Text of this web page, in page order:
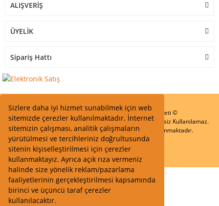
Sizlere daha iyi hizmet sunabilmek için web
sitemizde çerezler kullanılmaktadır. İnternet
sitemizin çalışması, analitik çalışmaların
yürütülmesi ve tercihleriniz doğrultusunda
sitenin kişiselleştirilmesi için çerezler
kullanmaktayız. Ayrıca açık rıza vermeniz
halinde size yönelik reklam/pazarlama
faaliyetlerinin gerçekleştirilmesi kapsamında
birinci ve üçüncü taraf çerezler
kullanılacaktır.
ALIŞVERİŞ
ÜYELİK
Sipariş Hattı
Start Elektronik Sanayi ve Ticaret Limited Şirketi ©
Resimler Yazılar ve İçeriklerin Tüm hakları saklıdır ve İzinsiz Kullanılamaz.
Kredi kartı bilgileriniz 256bit SSL Sertifikası ile Korunmaktadır.